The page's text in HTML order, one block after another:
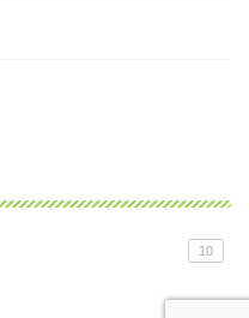
10